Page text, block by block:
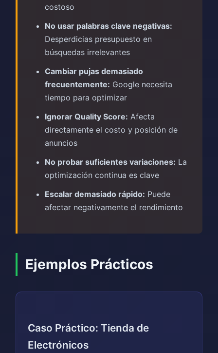
costoso
No usar palabras clave negativas:
Desperdicias presupuesto en
búsquedas irrelevantes
Cambiar pujas demasiado
frecuentemente: Google necesita
tiempo para optimizar
Ignorar Quality Score: Afecta
directamente el costo y posición de
anuncios
No probar suficientes variaciones: La
optimización continua es clave
Escalar demasiado rápido: Puede
afectar negativamente el rendimiento
Ejemplos Prácticos
Caso Práctico: Tienda de
Electrónicos